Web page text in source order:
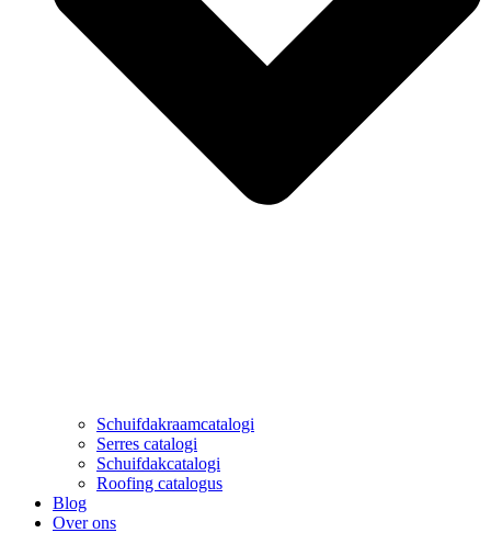
Schuifdakraamcatalogi
Serres catalogi
Schuifdakcatalogi
Roofing catalogus
Blog
Over ons